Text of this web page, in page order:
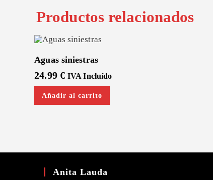
Productos relacionados
Aguas siniestras
24.99 € IVA Incluído
Añadir al carrito
Anita Lauda